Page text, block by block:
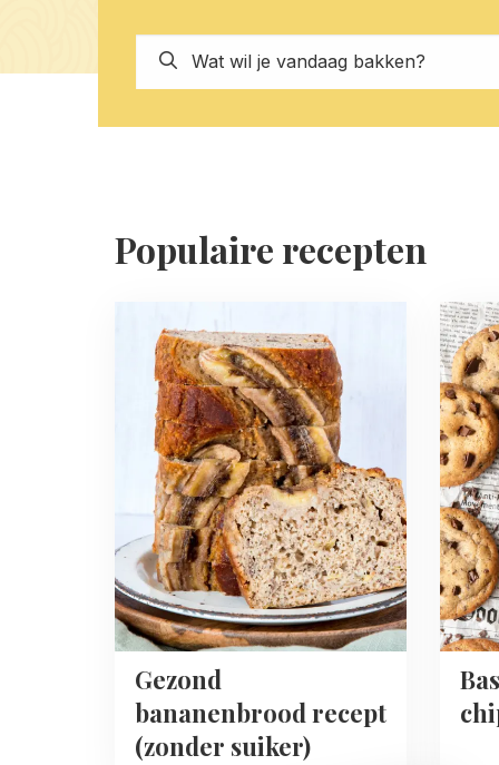
Populaire recepten
Gezond
bananenbrood recept
(zonder suiker)
more
about
Gezond
bananenbrood
recept
(zonder
suiker)
Read
more
about
chip